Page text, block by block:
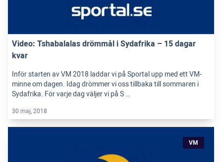
Video: Tshabalalas drömmål i Sydafrika – 15 dagar
kvar
Inför starten av VM 2018 laddar vi på Sportal upp med ett VM-
minne om dagen. Idag drömmer vi oss tillbaka till sommaren i
Sydafrika. För varje dag väljer vi på S …
30 maj, 2018
VM